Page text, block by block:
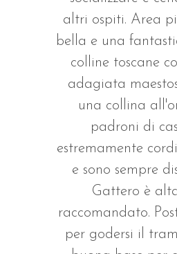
altri ospiti. Area
bella e una
colline toscane
adagiata
una collina
padroni di
estremamente
e sono sempre
Gattero è
raccomandato.
per godersi il